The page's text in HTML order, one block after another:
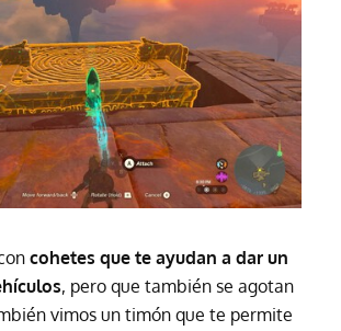
cohetes que te ayudan a dar un
, pero que también se agotan
vimos un timón que te permite